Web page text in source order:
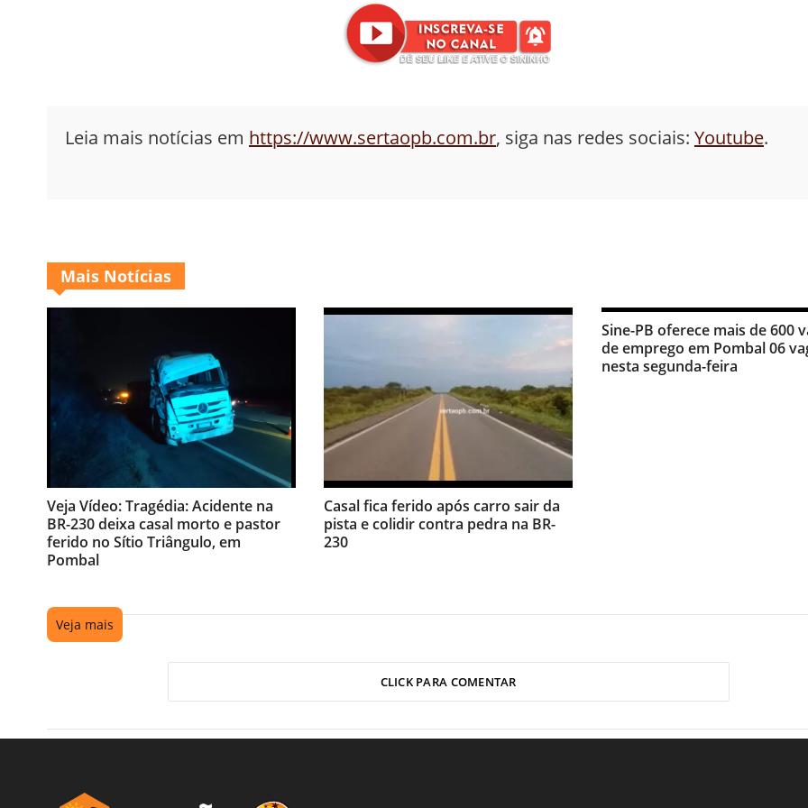
Leia mais notícias em https://www.sertaopb.com.br, siga nas redes sociais: Youtube.
Mais Notícias
Veja Vídeo: Tragédia: Acidente na
BR-230 deixa casal morto e pastor
ferido no Sítio Triângulo, em
Pombal
Casal fica ferido após carro sair da
pista e colidir contra pedra na BR-
230
Sine-PB oferece mais de 600
de emprego em Pombal 06
nesta segunda-feira
Veja mais
CLICK PARA COMENTAR